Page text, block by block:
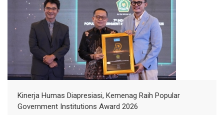
Kinerja Humas Diapresiasi, Kemenag Raih Popular
Government Institutions Award 2026